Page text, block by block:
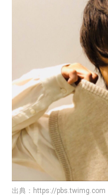
出典： https://pbs.twimg.com